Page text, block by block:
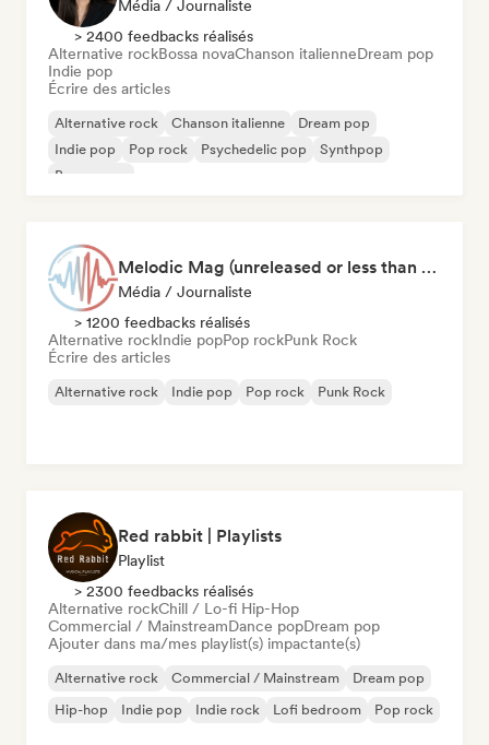
Média / Journaliste
> 2400 feedbacks réalisés
Alternative rockBossa novaChanson italienneDream pop
Indie pop
Écrire des articles
Alternative rock Chanson italienne
Dream pop
Indie pop
Pop rock Psychedelic pop
Synthpop
Bossa nova
Melodic Mag (unreleased or less than 2 weeks since release)
Média / Journaliste
> 1200 feedbacks réalisés
Alternative rockIndie popPop rockPunk Rock
Écrire des articles
Alternative rock Indie pop Pop rock Punk Rock
Red rabbit | Playlists
Playlist
> 2300 feedbacks réalisés
Alternative rockChill / Lo-fi Hip-Hop
Commercial / MainstreamDance popDream pop
Ajouter dans ma/mes playlist(s) impactante(s)
Alternative rock Commercial / Mainstream
Dream pop
Hip-hop
Indie pop Indie rock Lofi bedroom Pop rock